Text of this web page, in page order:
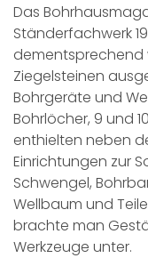
Das
Ständerfachwerk
dementsprechend
Ziegelsteinen
Bohrgeräte und
Bohrlöcher, 9 und
enthielten neben
Einrichtungen zur
Schwengel,
Wellbaum und
brachte man
Werkzeuge unter.